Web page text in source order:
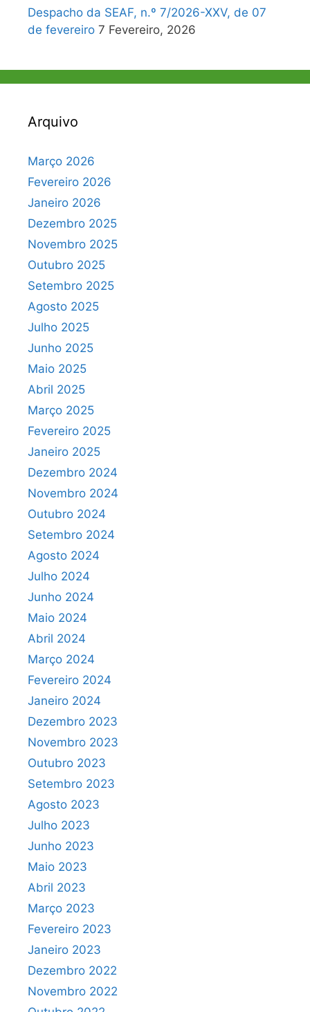
Despacho da SEAF, n.º 7/2026-XXV, de 07
de fevereiro 7 Fevereiro, 2026
Arquivo
Março 2026
Fevereiro 2026
Janeiro 2026
Dezembro 2025
Novembro 2025
Outubro 2025
Setembro 2025
Agosto 2025
Julho 2025
Junho 2025
Maio 2025
Abril 2025
Março 2025
Fevereiro 2025
Janeiro 2025
Dezembro 2024
Novembro 2024
Outubro 2024
Setembro 2024
Agosto 2024
Julho 2024
Junho 2024
Maio 2024
Abril 2024
Março 2024
Fevereiro 2024
Janeiro 2024
Dezembro 2023
Novembro 2023
Outubro 2023
Setembro 2023
Agosto 2023
Julho 2023
Junho 2023
Maio 2023
Abril 2023
Março 2023
Fevereiro 2023
Janeiro 2023
Dezembro 2022
Novembro 2022